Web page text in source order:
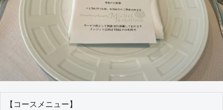
【コースメニュー】